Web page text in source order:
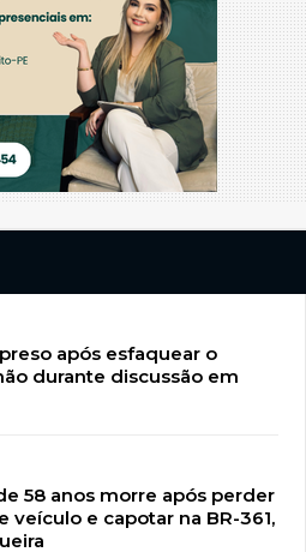
após esfaquear o
durante discussão em
58 anos morre após perder
veículo e capotar na BR-361,